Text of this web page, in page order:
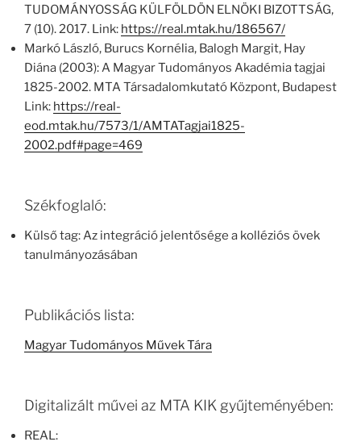
TUDOMÁNYOSSÁG KÜLFÖLDÖN ELNÖKI BIZOTTSÁG,
7 (10). 2017. Link: https://real.mtak.hu/186567/
Markó László, Burucs Kornélia, Balogh Margit, Hay
Diána (2003): A Magyar Tudományos Akadémia tagjai
1825-2002. MTA Társadalomkutató Központ, Budapest
Link: https://real-
eod.mtak.hu/7573/1/AMTATagjai1825-
2002.pdf#page=469
Székfoglaló:
Külső tag: Az integráció jelentősége a kolléziós övek
tanulmányozásában
Publikációs lista:
Magyar Tudományos Művek Tára
Digitalizált művei az MTA KIK gyűjteményében:
REAL: